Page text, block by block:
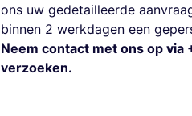
ons uw gedetailleerde
binnen 2 werkdagen een
Neem contact met ons op
verzoeken.